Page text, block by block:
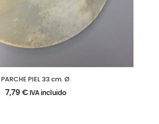
PARCHE PIEL 33 cm. Ø
7,79€ IVA incluido